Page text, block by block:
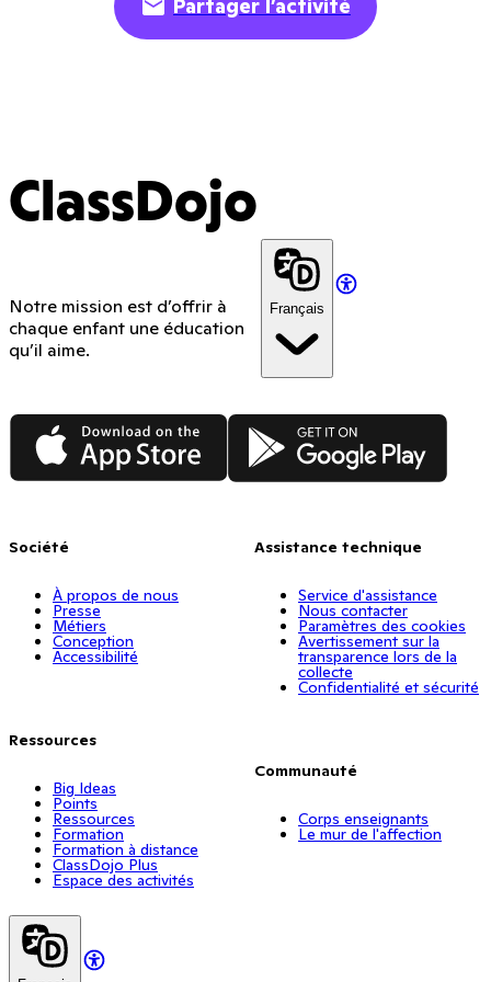
Partager l’activité
ClassDojo
Notre mission est d’offrir à
chaque enfant une éducation
qu’il aime.
Français
App Store Google Play
Société
À propos de nous
Presse
Métiers
Conception
Accessibilité
Ressources
Big Ideas
Points
Ressources
Formation
Formation à distance
ClassDojo Plus
Espace des activités
Assistance technique
Service d'assistance
Nous contacter
Paramètres des cookies
Avertissement sur la
transparence lors de la
collecte
Confidentialité et sécurité
Communauté
Corps enseignants
Le mur de l'affection